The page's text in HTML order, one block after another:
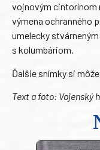
vojnovým cintorínom
výmena ochranného
umelecky
s kolumbáriom.
Ďalšie snímky si
Text a foto: Vojenský